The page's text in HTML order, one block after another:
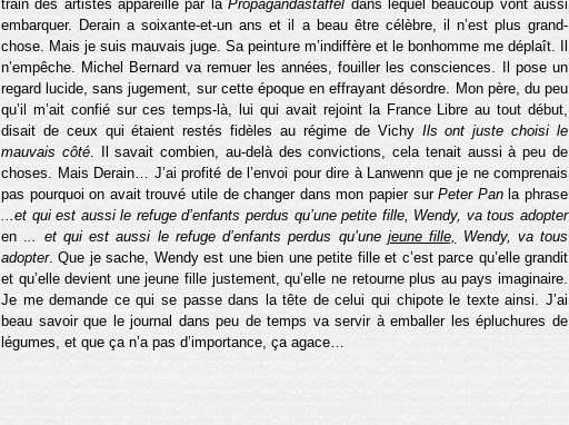
train des artistes appareillé par laPropagandastaffeldans lequel beaucoup vont aussi
embarquer. Derain a soixante-et-un ans et il a beau être célèbre, il n’est plus grand-
chose. Mais je suis mauvais juge. Sa peinture m’indiffère et le bonhomme me déplaît. Il
n’empêche. Michel Bernard va remuer les années, fouiller les consciences. Il pose un
regard lucide, sans jugement, sur cette époque en effrayant désordre. Mon père, du peu
qu’il m’ait confié sur ces temps-là, lui qui avait rejoint la France Libre au tout début,
disait de ceux qui étaient restés fidèles au régime de Vichy Ils ont juste choisi le
mauvais côté. Il savait combien, au-delà des convictions, cela tenait aussi à peu de
choses. Mais Derain… J’ai profité de l’envoi pour dire à Lanwenn que je ne comprenais
pas pourquoi on avait trouvé utile de changer dans mon papier surPeter Panla phrase
...et qui est aussi le refuge d’enfants perdus qu’une petite fille, Wendy, va tous adopter
en ... et qui est aussi le refuge d’enfants perdus qu’une jeune fille,
Wendy, va tous
adopter. Que je sache, Wendy est une bien une petite fille et c’est parce qu’elle grandit
et qu’elle devient une jeune fille justement, qu’elle ne retourne plus au pays imaginaire.
Je me demande ce qui se passe dans la tête de celui qui chipote le texte ainsi. J’ai
beau savoir que le journal dans peu de temps va servir à emballer les épluchures de
légumes, et que ça n’a pas d’importance, ça agace…